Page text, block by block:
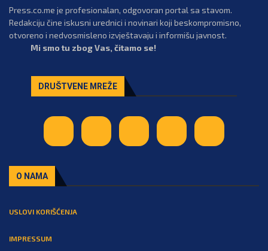
Press.co.me je profesionalan, odgovoran portal sa stavom.
Redakciju čine iskusni urednici i novinari koji beskompromisno,
otvoreno i nedvosmisleno izvještavaju i informišu javnost.
Mi smo tu zbog Vas, čitamo se!
DRUŠTVENE MREŽE
O NAMA
USLOVI KORIŠĆENJA
IMPRESSUM